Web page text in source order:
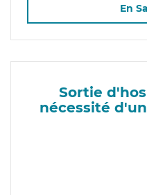
En
Sortie
nécessité